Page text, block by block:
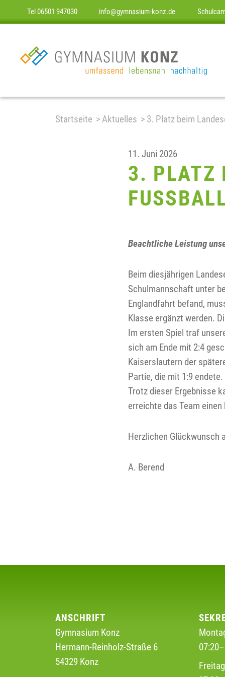
Tel 06501 947030 info@gymnasium-konz.de
Startseite Aktuelles 3. Platz beim
11. Juni 2026
3. PLATZ
FUSSBALL
Beachtliche Leistung
Beim diesjährigen
Schulmannschaft unter
Englandfahrt befand,
Klasse ergänzt werden.
Im ersten Spiel traf
sich am Ende mit 2:4
Kaiserslautern der
Partie, die mit 1:9 endete.
Trotz dieser Ergebnisse
erreichte das Team
Herzlichen Glückwunsch
A. Berend
ANSCHRIFT
Gymnasium Konz
Hermann-Reinholz-Straße 6
54329 Konz
Freitag